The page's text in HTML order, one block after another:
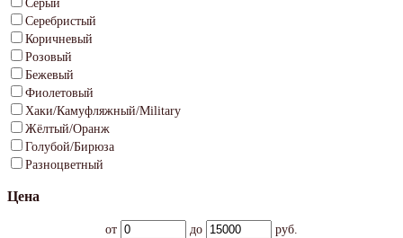
Серый
Серебристый
Коричневый
Розовый
Бежевый
Фиолетовый
Хаки/Камуфляжный/Military
Жёлтый/Оранж
Голубой/Бирюза
Разноцветный
Цена
от до
руб.